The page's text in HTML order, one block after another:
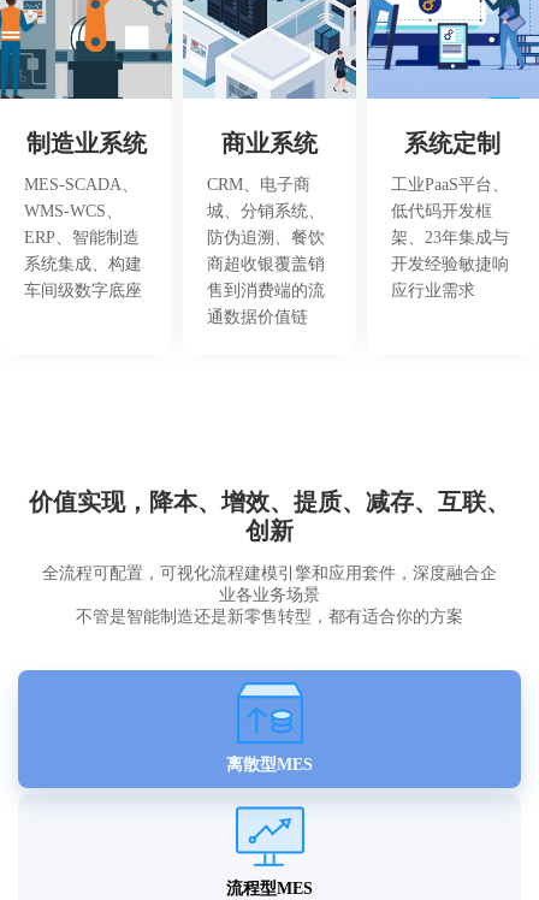
制造业系统
MES-SCADA、
WMS-WCS、
ERP、智能制造
系统集成、构建
车间级数字底座
商业系统
CRM、电子商
城、分销系统、
防伪追溯、餐饮
商超收银覆盖销
售到消费端的流
通数据价值链
系统定制
工业PaaS平台、
低代码开发框
架、23年集成与
开发经验敏捷响
应行业需求
价值实现，降本、增效、提质、减存、互联、
创新
全流程可配置，可视化流程建模引擎和应用套件，深度融合企
业各业务场景
不管是智能制造还是新零售转型，都有适合你的方案
离散型MES
流程型MES